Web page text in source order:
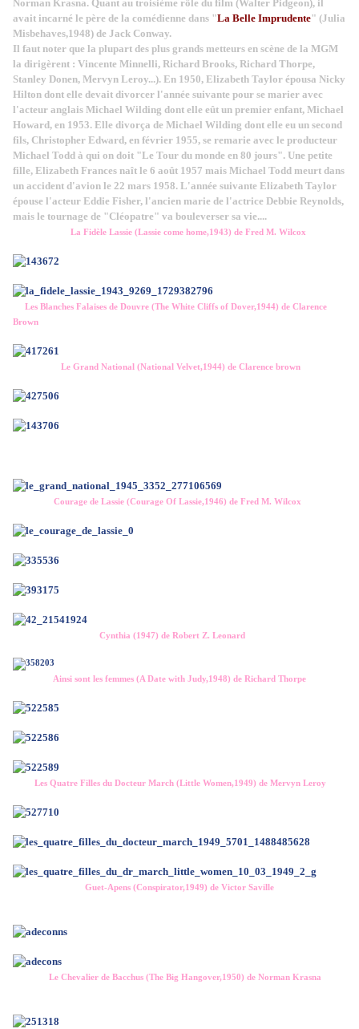
Norman Krasna. Quant au troisième rôle du film (Walter Pidgeon), il
avait incarné le père de la comédienne dans "La Belle Imprudente" (Julia
Misbehaves,1948) de Jack Conway.
Il faut noter que la plupart des plus grands metteurs en scène de la MGM
la dirigèrent : Vincente Minnelli, Richard Brooks, Richard Thorpe,
Stanley Donen, Mervyn Leroy...). En 1950, Elizabeth Taylor épousa Nicky
Hilton dont elle devait divorcer l'année suivante pour se marier avec
l'acteur anglais Michael Wilding dont elle eût un premier enfant, Michael
Howard, en 1953. Elle divorça de Michael Wilding dont elle eu un second
fils, Christopher Edward, en février 1955, se remarie avec le producteur
Michael Todd à qui on doit "Le Tour du monde en 80 jours". Une petite
fille, Elizabeth Frances naît le 6 août 1957 mais Michael Todd meurt dans
un accident d'avion le 22 mars 1958. L'année suivante Elizabeth Taylor
épouse l'acteur Eddie Fisher, l'ancien marie de l'actrice Debbie Reynolds,
mais le tournage de "Cléopatre" va bouleverser sa vie....
La Fidèle Lassie (Lassie come home,1943) de Fred M. Wilcox
Les Blanches Falaises de Douvre (The White Cliffs of Dover,1944) de Clarence
Brown
Le Grand National (National Velvet,1944) de Clarence brown
Courage de Lassie (Courage Of Lassie,1946) de Fred M. Wilcox
Cynthia (1947) de Robert Z. Leonard
Ainsi sont les femmes (A Date with Judy,1948) de Richard Thorpe
Les Quatre Filles du Docteur March (Little Women,1949) de Mervyn Leroy
Guet-Apens (Conspirator,1949) de Victor Saville
Le Chevalier de Bacchus (The Big Hangover,1950) de Norman Krasna